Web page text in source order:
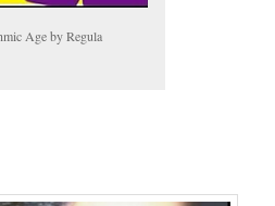
Age by Regula